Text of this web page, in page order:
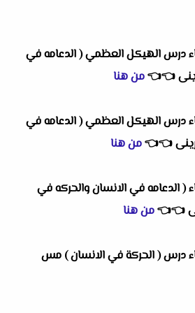
درس الهيكل العظمي ( الدعامه في
👈
👈من هنا
درس الهيكل العظمي ( الدعامه في
👈
👈من هنا
( الدعامه في الانسان والحركه في
👈
👈من هنا
درس ( الحركة في الانسان ) مس